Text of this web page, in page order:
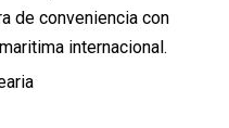
de conveniencia con
internacional.